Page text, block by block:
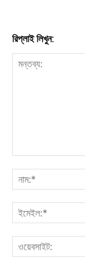
রিপ্লাই লিখুন: